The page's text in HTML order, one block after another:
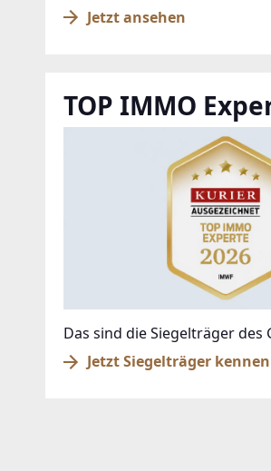
Jetzt ansehen
TOP IMMO
Das sind die Siegelträger des
Jetzt Siegelträger